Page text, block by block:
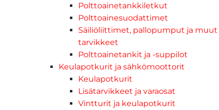
Polttoainetankkiletkut
Polttoainesuodattimet
Säiliöliittimet, pallopumput ja muut
tarvikkeet
Polttoainetankit ja -suppilot
Keulapotkurit ja sähkömoottorit
Keulapotkurit
Lisätarvikkeet ja varaosat
Vintturit ja keulapotkurit